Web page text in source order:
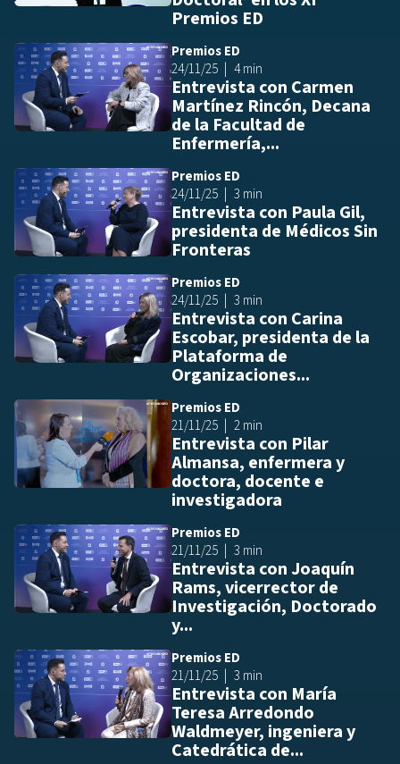
Premios ED
Premios ED
24/11/25
4 min
Entrevista con Carmen
Martínez Rincón, Decana
de la Facultad de
Enfermería,...
Premios ED
24/11/25
3 min
Entrevista con Paula Gil,
presidenta de Médicos Sin
Fronteras
Premios ED
24/11/25
3 min
Entrevista con Carina
Escobar, presidenta de la
Plataforma de
Organizaciones...
Premios ED
21/11/25
2 min
Entrevista con Pilar
Almansa, enfermera y
doctora, docente e
investigadora
Premios ED
21/11/25
3 min
Entrevista con Joaquín
Rams, vicerrector de
Investigación, Doctorado
y...
Premios ED
21/11/25
3 min
Entrevista con María
Teresa Arredondo
Waldmeyer, ingeniera y
Catedrática de...